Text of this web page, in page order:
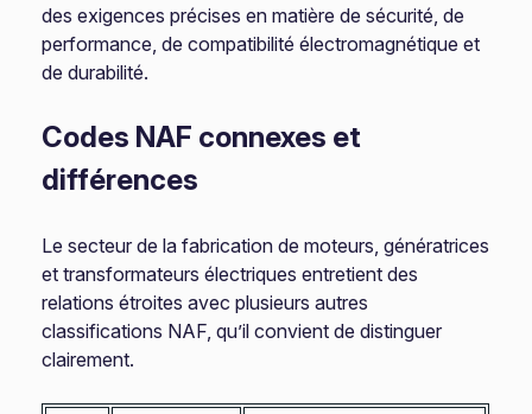
des exigences précises en matière de sécurité, de
performance, de compatibilité électromagnétique et
de durabilité.
Codes NAF connexes et
différences
Le secteur de la fabrication de moteurs, génératrices
et transformateurs électriques entretient des
relations étroites avec plusieurs autres
classifications NAF, qu’il convient de distinguer
clairement.